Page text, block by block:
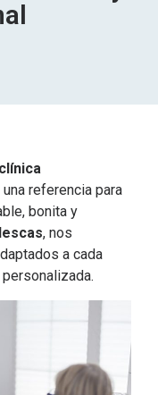
clínica
referencia para
bonita y
, nos
a cada